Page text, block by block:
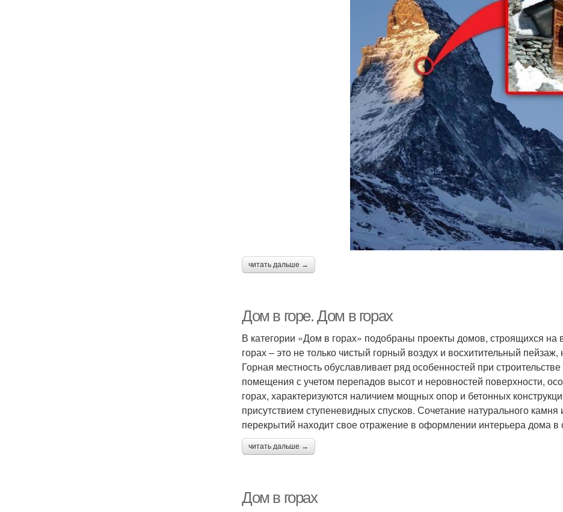
читать дальше →
Дом в горе. Дом в горах
В категории «Дом в горах» подобраны проекты домов, строящихся
горах – это не только чистый горный воздух и восхитительный
Горная местность обуславливает ряд особенностей при
помещения с учетом перепадов высот и неровностей поверхности,
горах, характеризуются наличием мощных опор и бетонных
присутствием ступеневидных спусков. Сочетание натурального
перекрытий находит свое отражение в оформлении интерьера дома
читать дальше →
Дом в горах